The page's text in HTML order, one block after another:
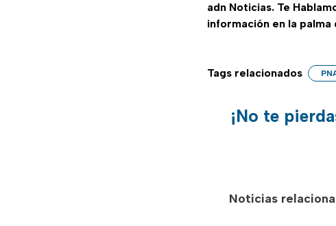
adn Noticias. Te
información en la palma
Tags relacionados
¡No te
Noticias